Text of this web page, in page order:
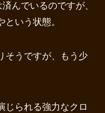
んでいるのですが、
いう状態。
そうですが、もう少
じられる強力なクロ